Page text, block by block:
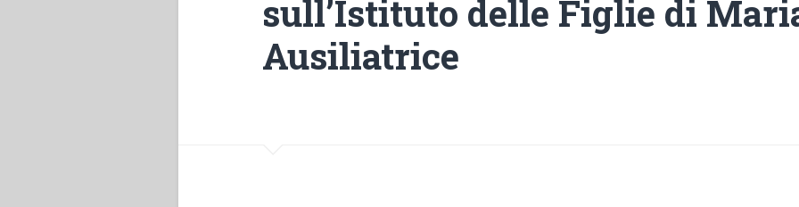
sull’Istituto delle Figlie di
Ausiliatrice